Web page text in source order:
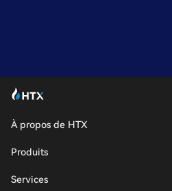
À propos de HTX
Produits
Services